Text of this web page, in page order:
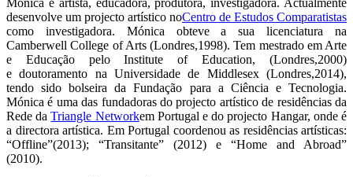
desenvolve um projecto artístico noCentro de Estudos Comparatistas
como investigadora. Mónica obteve a sua licenciatura na
Camberwell College of Arts (Londres,1998). Tem mestrado em Arte
e Educação pelo Institute of Education, (Londres,2000)
e doutoramento na Universidade de Middlesex (Londres,2014),
tendo sido bolseira da Fundação para a Ciência e Tecnologia.
Mónica é uma das fundadoras do projecto artístico de residências da
Rede daTriangle Networkem Portugal e do projecto Hangar, onde é
a directora artística. Em Portugal coordenou as residências artísticas:
“Offline”(2013); “Transitante” (2012) e “Home and Abroad”
(2010).